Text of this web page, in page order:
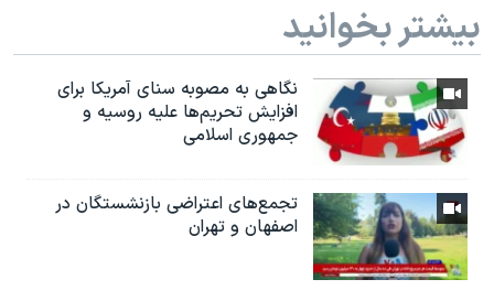
بیشتر بخوانید
نگاهی به مصوبه سنای آمریکا برای
افزایش تحریم‌ها علیه روسیه و
جمهوری اسلامی
تجمع‌های اعتراضی بازنشستگان در
اصفهان و تهران